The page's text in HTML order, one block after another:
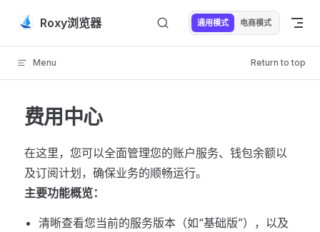
Skip to content
Roxy浏览器 通用模式 电商模式
Menu Return to top
费用中心
在这里，您可以全面管理您的账户服务、钱包余额以
及订阅计划，确保业务的顺畅运行。
主要功能概览：
清晰查看您当前的服务版本（如“基础版”），以及